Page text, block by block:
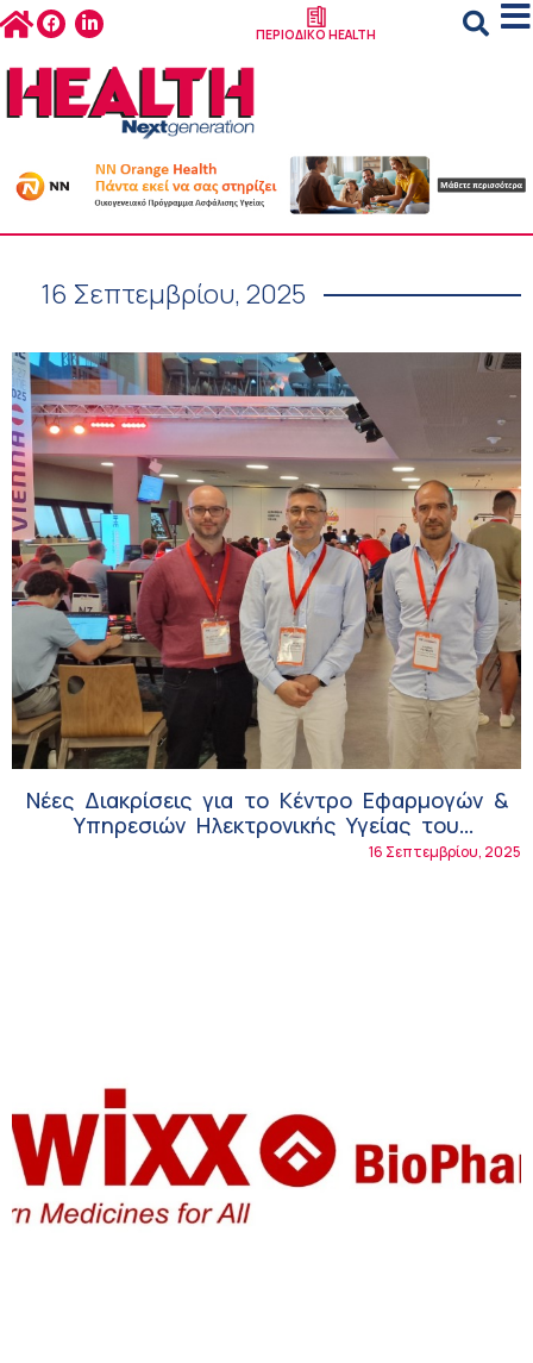
ΠΕΡΙΟΔΙΚΟ HEALTH
16 Σεπτεμβρίου, 2025
Νέες Διακρίσεις για το Κέντρο Εφαρμογών &
Υπηρεσιών Ηλεκτρονικής Υγείας του
Ινστιτούτου Πληροφορικής ΙΤΕ16 Σεπτεμβρίου, 2025